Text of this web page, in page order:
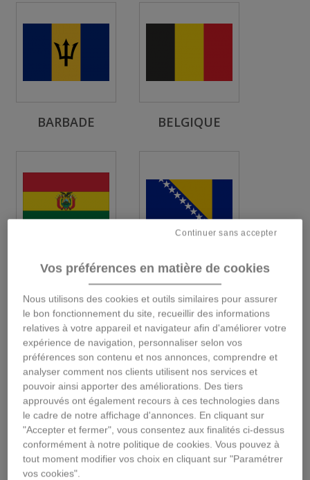
BARBADE BELGIQUE
BOLIVIE
BOSNIE-
HERZÉGOVINE
BRÉSIL
BRUNÉI
DARUSSALAM
Vos préférences en matière de cookies
Nous utilisons des cookies et outils similaires pour assurer
le bon fonctionnement du site, recueillir des informations
relatives à votre appareil et navigateur afin d'améliorer votre
expérience de navigation, personnaliser selon vos
préférences son contenu et nos annonces, comprendre et
analyser comment nos clients utilisent nos services et
pouvoir ainsi apporter des améliorations. Des tiers
approuvés ont également recours à ces technologies dans
le cadre de notre affichage d'annonces. En cliquant sur
"Accepter et fermer", vous consentez aux finalités ci-dessus
conformément à notre politique de cookies. Vous pouvez à
tout moment modifier vos choix en cliquant sur "Paramétrer
vos cookies".
Continuer sans accepter